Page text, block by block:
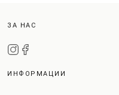
ЗА НАС
ИНФОРМАЦИИ